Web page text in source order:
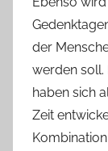
der
werden soll.
haben sich
Zeit